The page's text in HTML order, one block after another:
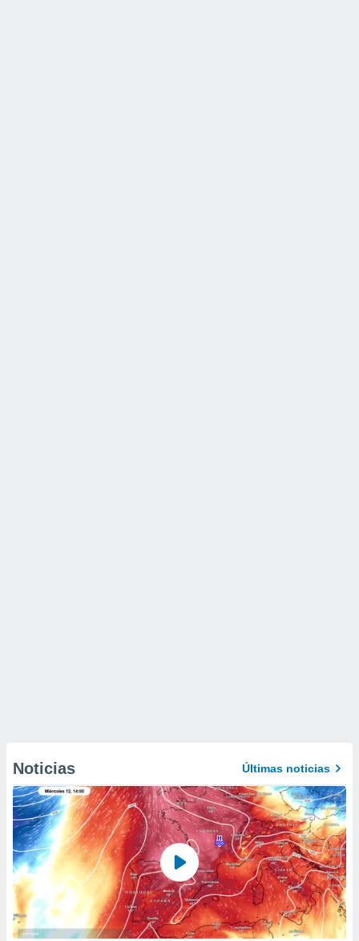
Noticias Últimas noticias